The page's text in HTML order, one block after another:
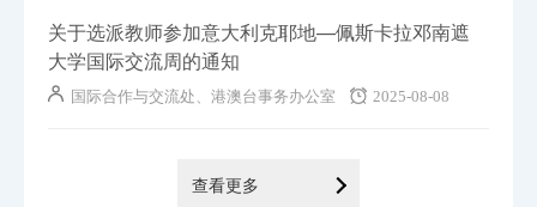
关于选派教师参加意大利克耶地—佩斯卡拉邓南遮
大学国际交流周的通知
国际合作与交流处、港澳台事务办公室 2025-08-08
查看更多